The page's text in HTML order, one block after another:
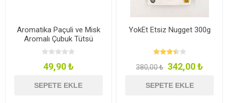
Aromatika Paçuli ve Misk
Aromalı Çubuk Tütsü
49,90 ₺
SEPETE EKLE
YokEt Etsiz Nugget 300g
380,00 ₺ 342,00 ₺
SEPETE EKLE